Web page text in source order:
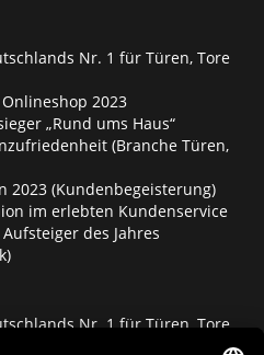
Nr. 1 für Türen, Tore
2023
„Rund ums Haus“
(Branche Türen,
2023 (Kundenbegeisterung)
im erlebten Kundenservice
des Jahres
Nr. 1 für Türen, Tore